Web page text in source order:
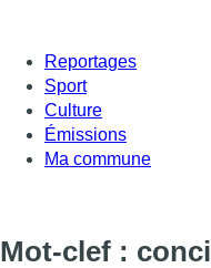
Reportages
Sport
Culture
Émissions
Ma commune
Mot-clef :